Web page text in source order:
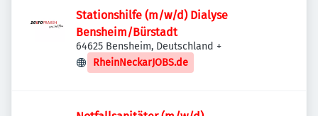
Stationshilfe (m/w/d) Dialyse
Bensheim/Bürstadt
64625 Bensheim, Deutschland +
RheinNeckarJOBS.de